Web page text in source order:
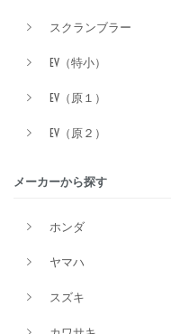
スクランブラー
EV（特小）
EV（原１）
EV（原２）
メーカーから探す
ホンダ
ヤマハ
スズキ